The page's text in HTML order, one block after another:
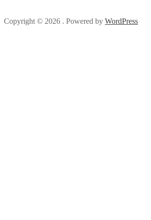
Copyright © 2026 . Powered by WordPress